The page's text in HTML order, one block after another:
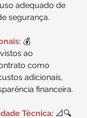
adequado de
segurança.
💰
ao
como
adicionais,
financeira.
Técnica: 📐🔍